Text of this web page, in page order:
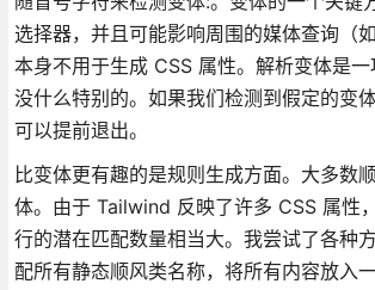
选择器，并且可能影响周围的媒体查询（
本身不用于生成 CSS 属性。解析变体是一
没什么特别的。如果我们检测到假定的变
可以提前退出。
比变体更有趣的是规则生成方面。大多数
体。由于 Tailwind 反映了许多 CSS 属性
行的潜在匹配数量相当大。我尝试了各种
配所有静态顺风类名称，将所有内容放入